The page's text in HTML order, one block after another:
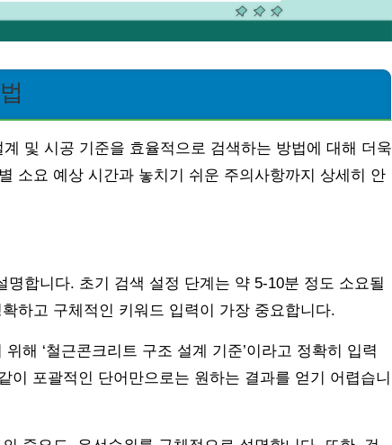
및 시공 기준을 효율적으로 검색하는 방법에 대해 더욱
소요 예상 시간과 놓치기 쉬운 주의사항까지 상세히 안
합니다. 초기 검색 설정 단계는 약 5-10분 정도 소요될
하고 구체적인 키워드 입력이 가장 중요합니다.
해 ‘철근콘크리트 구조 설계 기준’이라고 정확히 입력
이 포괄적인 단어만으로는 원하는 결과를 얻기 어렵습니